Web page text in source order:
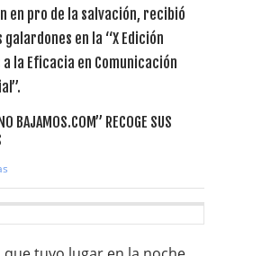
en pro de la salvación, recibió
galardones en la “X Edición
a la Eficacia en Comunicación